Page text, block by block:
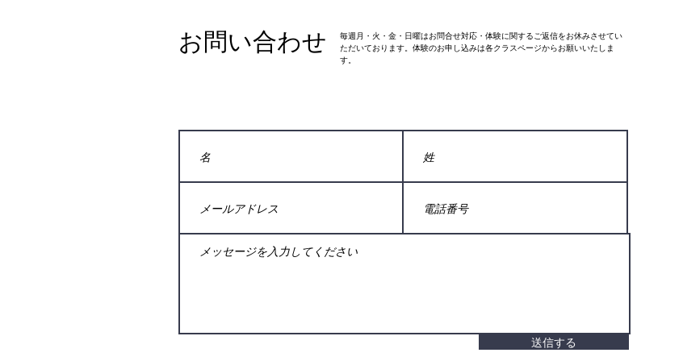
お問い合わせ
​毎週月・火・金・日曜はお問合せ対応・体験に関するご返信をお休みさせてい
ただいております。体験のお申し込みは各クラスページからお願いいたしま
す。
送信する